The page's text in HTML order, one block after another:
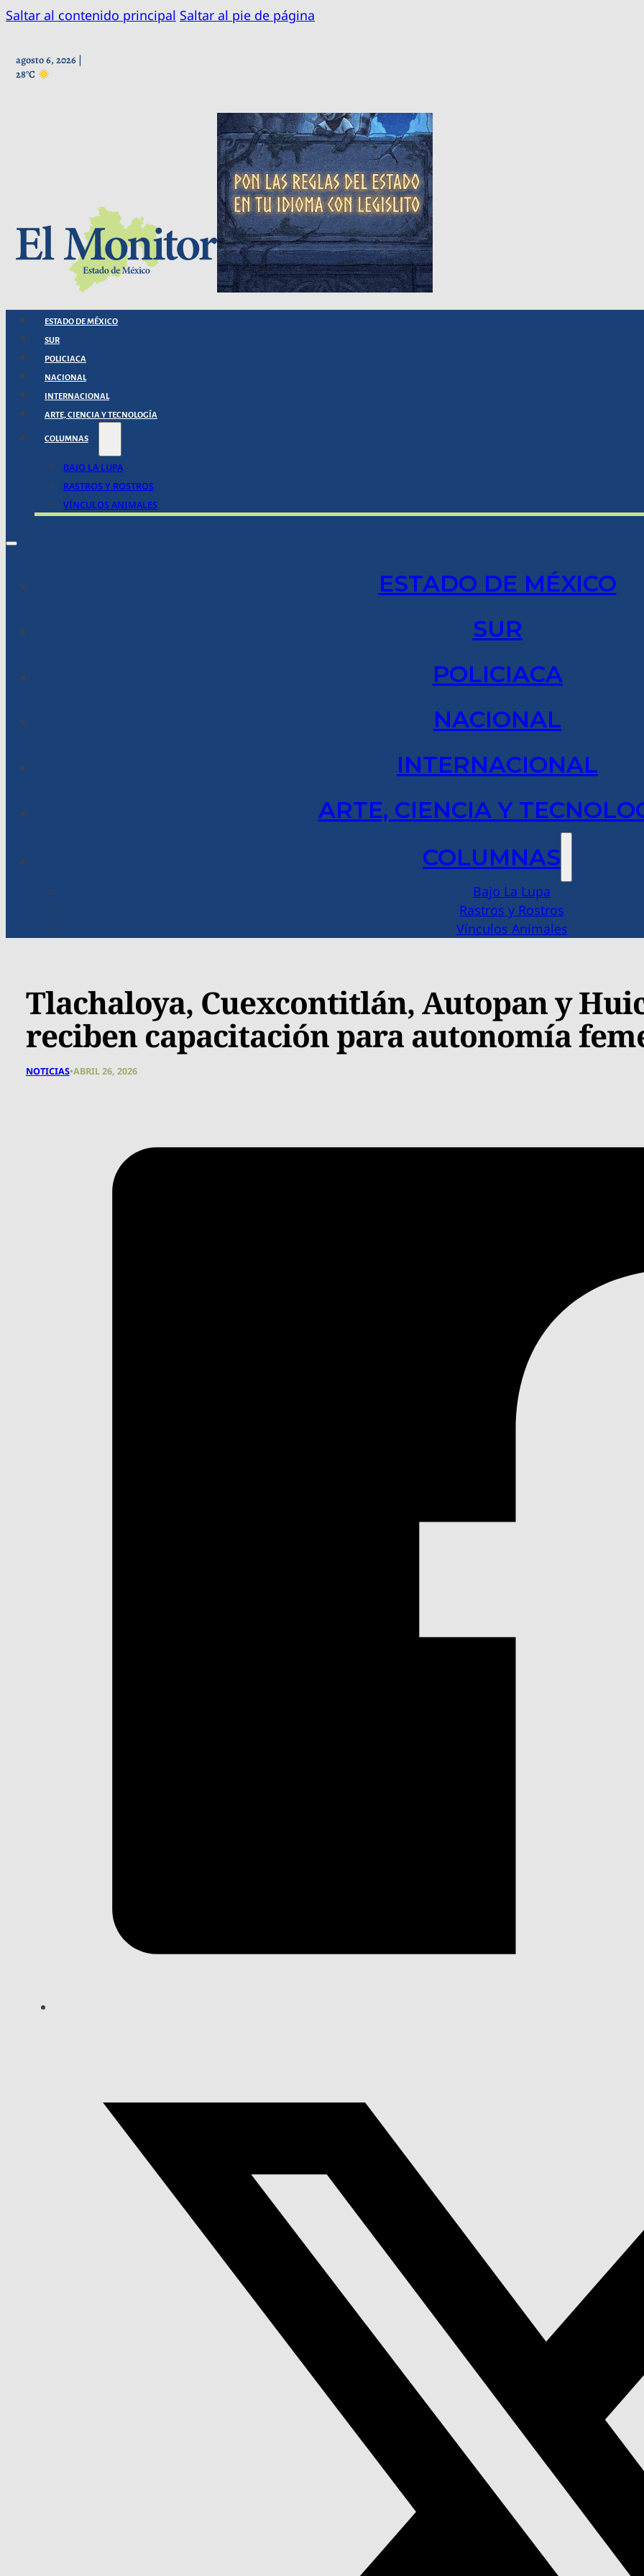
Saltar al contenido principal Saltar al pie de página
agosto 6, 2026 |
28°C
ESTADO DE MÉXICO
SUR
POLICIACA
NACIONAL
INTERNACIONAL
ARTE, CIENCIA Y TECNOLOGÍA
COLUMNAS
BAJO LA LUPA
RASTROS Y ROSTROS
VÍNCULOS ANIMALES
ESTADO DE MÉXICO
SUR
POLICIACA
NACIONAL
INTERNACIONAL
ARTE, CIENCIA Y
COLUMNAS
Bajo La Lupa
Rastros y Rostros
Vínculos Animales
Tlachaloya, Cuexcontitlán, Autopan y
reciben capacitación para autonomía
NOTICIAS•ABRIL 26, 2026